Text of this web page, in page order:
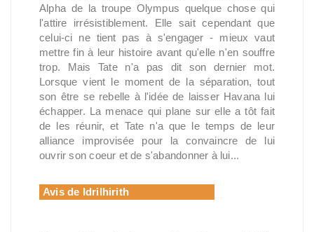
Alpha de la troupe Olympus quelque chose qui
l'attire irrésistiblement. Elle sait cependant que
celui-ci ne tient pas à s'engager - mieux vaut
mettre fin à leur histoire avant qu'elle n'en souffre
trop. Mais Tate n'a pas dit son dernier mot.
Lorsque vient le moment de la séparation, tout
son être se rebelle à l'idée de laisser Havana lui
échapper. La menace qui plane sur elle a tôt fait
de les réunir, et Tate n'a que le temps de leur
alliance improvisée pour la convaincre de lui
ouvrir son coeur et de s'abandonner à lui...
Avis de Idrilhirith